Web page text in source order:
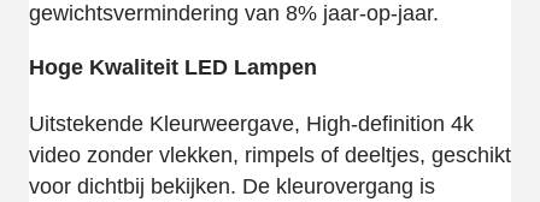
gewichtsvermindering van 8% jaar-op-jaar.
Hoge Kwaliteit LED Lampen
Uitstekende Kleurweergave, High-definition 4k
video zonder vlekken, rimpels of deeltjes, geschikt
voor dichtbij bekijken. De kleurovergang is